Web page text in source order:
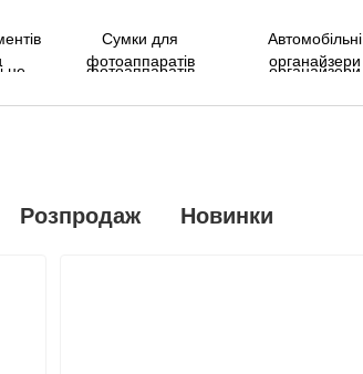
Сумки для
фотоаппаратів
Автомобільні
органайзери
Розпродаж Новинки